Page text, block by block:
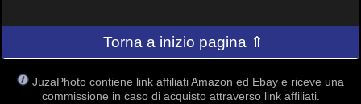
Torna a inizio pagina ⇑
JuzaPhoto contiene link affiliati Amazon ed Ebay e riceve una
commissione in caso di acquisto attraverso link affiliati.